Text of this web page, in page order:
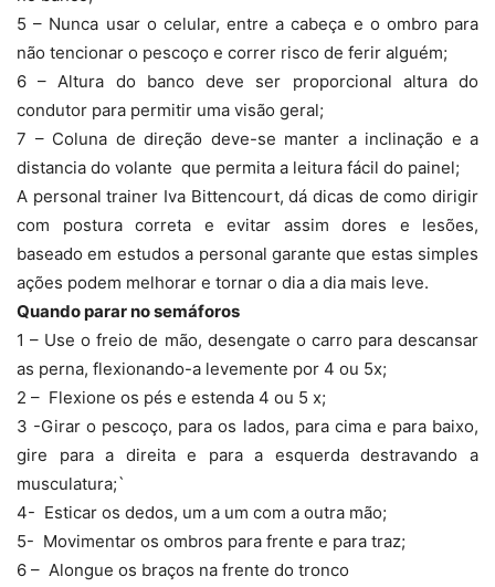
5 – Nunca usar o celular, entre a cabeça e o ombro para
não tencionar o pescoço e correr risco de ferir alguém;
6 – Altura do banco deve ser proporcional altura do
condutor para permitir uma visão geral;
7 – Coluna de direção deve-se manter a inclinação e a
distancia do volante que permita a leitura fácil do painel;
A personal trainer Iva Bittencourt, dá dicas de como dirigir
com postura correta e evitar assim dores e lesões,
baseado em estudos a personal garante que estas simples
ações podem melhorar e tornar o dia a dia mais leve.
Quando parar no semáforos
1 – Use o freio de mão, desengate o carro para descansar
as perna, flexionando-a levemente por 4 ou 5x;
2 – Flexione os pés e estenda 4 ou 5 x;
3 -Girar o pescoço, para os lados, para cima e para baixo,
gire para a direita e para a esquerda destravando a
musculatura;`
4- Esticar os dedos, um a um com a outra mão;
5- Movimentar os ombros para frente e para traz;
6 – Alongue os braços na frente do tronco